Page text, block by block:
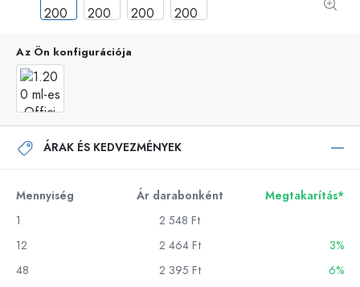
Az Ön konfigurációja
ÁRAK ÉS KEDVEZMÉNYEK
Mennyiség Ár darabonként
Megtakarítás*
1
2 548 Ft
12
2 464 Ft
3%
48
2 395 Ft
6%